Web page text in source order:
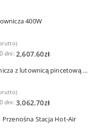
400W
dni: 2,607.60zł.
Quick TS6 Stacja lutownicza z lutownicą pincetową 60W
dni: 3,062.70zł.
Stacja Hot-Air